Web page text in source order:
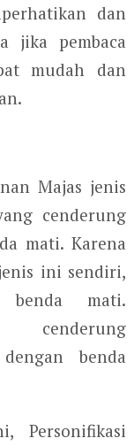
dan
jika pembaca
mudah dan
Majas jenis
cenderung
mati. Karena
ini sendiri,
benda mati.
cenderung
benda
Personifikasi